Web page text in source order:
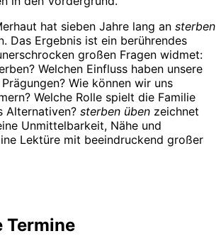
hat sieben Jahre lang an sterben
Das Ergebnis ist ein berührendes
großen Fragen widmet:
Welchen Einfluss haben unsere
Wie können wir uns
Welche Rolle spielt die Familie
Alternativen? sterben üben zeichnet
Unmittelbarkeit, Nähe und
Lektüre mit beeindruckend großer
Termine